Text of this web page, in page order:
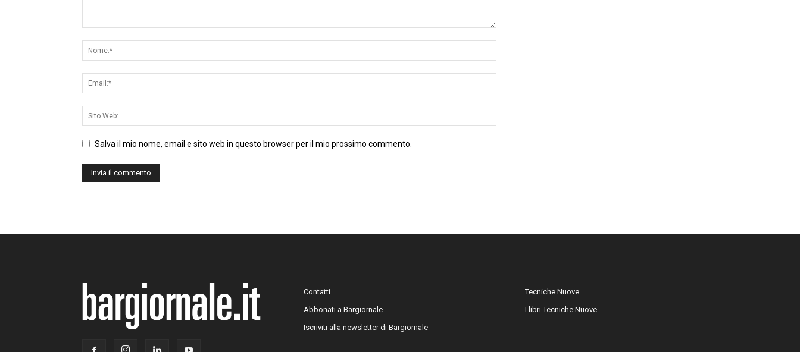
Salva il mio nome, email e sito web in questo browser per il mio prossimo commento.
Contatti
Abbonati a Bargiornale
Iscriviti alla newsletter di Bargiornale
Tecniche Nuove
I libri Tecniche Nuove